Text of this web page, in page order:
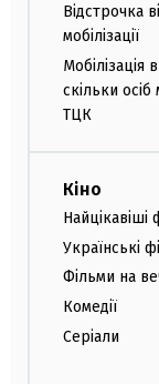
Відстрочка
мобілізації
Мобілізація
скільки осіб
ТЦК
Кіно
Найцікавіші
Українські
Фільми на
Комедії
Серіали